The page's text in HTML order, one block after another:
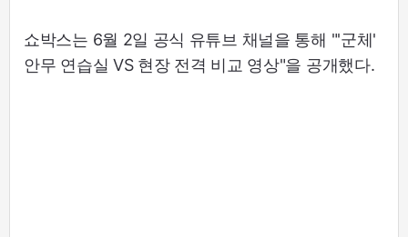
쇼박스는 6월 2일 공식 유튜브 채널을 통해 "'군체'
안무 연습실 VS 현장 전격 비교 영상"을 공개했다.